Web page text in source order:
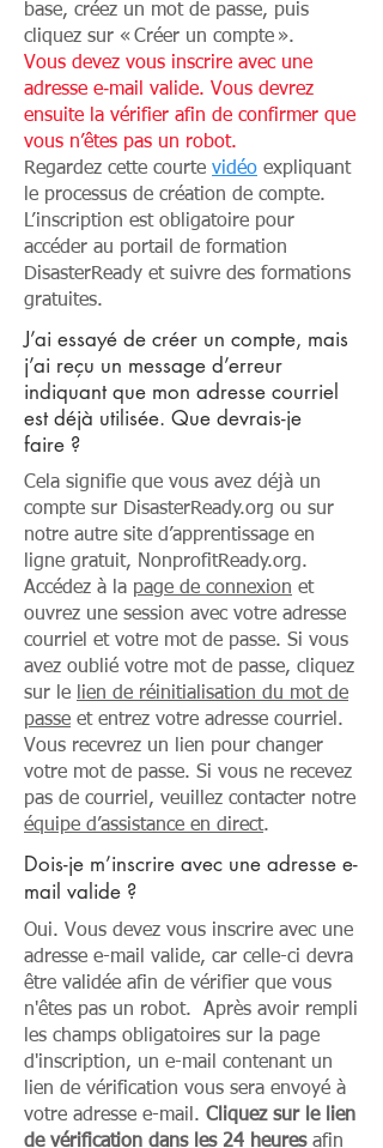
base, créez un mot de passe, puis
cliquez sur « Créer un compte ».
Vous devez vous inscrire avec une
adresse e‑mail valide. Vous devrez
ensuite la vérifier afin de confirmer que
vous n’êtes pas un robot.
Regardez cette courte vidéo expliquant
le processus de création de compte.
L’inscription est obligatoire pour
accéder au portail de formation
DisasterReady et suivre des formations
gratuites.
J’ai essayé de créer un compte, mais
j’ai reçu un message d’erreur
indiquant que mon adresse courriel
est déjà utilisée. Que devrais-je
faire ?
Cela signifie que vous avez déjà un
compte sur DisasterReady.org ou sur
notre autre site d’apprentissage en
ligne gratuit, NonprofitReady.org.
Accédez à la page de connexion et
ouvrez une session avec votre adresse
courriel et votre mot de passe. Si vous
avez oublié votre mot de passe, cliquez
sur le
lien de réinitialisation du mot de
passe et entrez votre adresse courriel.
Vous recevrez un lien pour changer
votre mot de passe. Si vous ne recevez
pas de courriel, veuillez contacter notre
équipe d’assistance en direct.
Dois-je m’inscrire avec une adresse e-
mail valide ?
Oui. Vous devez vous inscrire avec une
adresse e-mail valide, car celle-ci devra
être validée afin de vérifier que vous
n'êtes pas un robot. Après avoir rempli
les champs obligatoires sur la page
d'inscription, un e-mail contenant un
lien de vérification vous sera envoyé à
votre adresse e-mail. Cliquez sur le lien
de vérification dans les 24 heures afin